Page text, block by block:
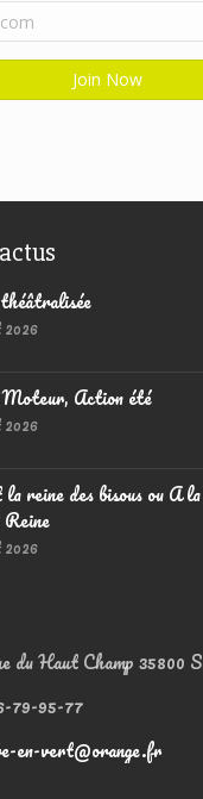
Moteur, Action été
reine des bisous ou A
du Haut Champ
79-95-77
en-vert@orange.fr